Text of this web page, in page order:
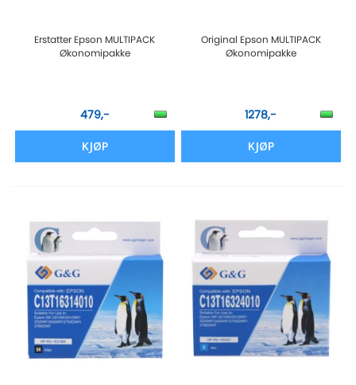
Erstatter Epson MULTIPACK
Økonomipakke
479,-
KJØP
Original Epson MULTIPACK
Økonomipakke
1278,-
KJØP